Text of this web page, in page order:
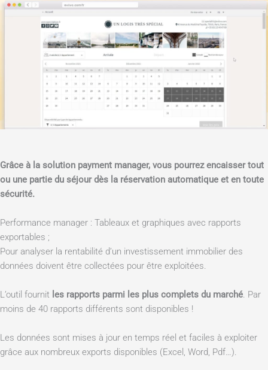
Grâce à la solution payment manager, vous pourrez encaisser tout
ou une partie du séjour dès la réservation automatique et en toute
sécurité.
Performance manager : Tableaux et graphiques avec rapports
exportables ;
Pour analyser la rentabilité d’un investissement immobilier des
données doivent être collectées pour être exploitées.
L’outil fournit les rapports parmi les plus complets du marché. Par
moins de 40 rapports différents sont disponibles !
Les données sont mises à jour en temps réel et faciles à exploiter
grâce aux nombreux exports disponibles (Excel, Word, Pdf…).